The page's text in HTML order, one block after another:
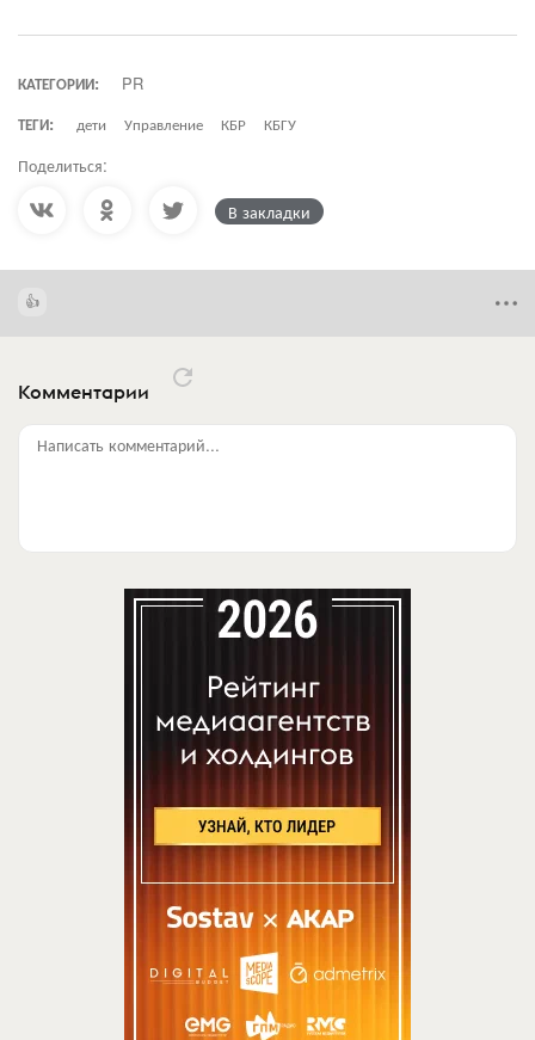
КАТЕГОРИИ:
PR
ТЕГИ:
дети Управление КБР КБГУ
Поделиться:
В закладки
Комментарии
Написать комментарий...